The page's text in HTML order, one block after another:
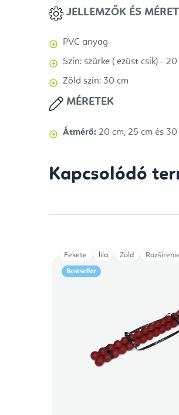
JELLEMZŐK ÉS
PVC anyag
Szín: szürke ( ezüst csík) - 20
Zöld szín: 30 cm
MÉRETEK
Átmérő: 20 cm, 25 cm és 30
Kapcsolódó
Bestseller
Fekete lila Zöld